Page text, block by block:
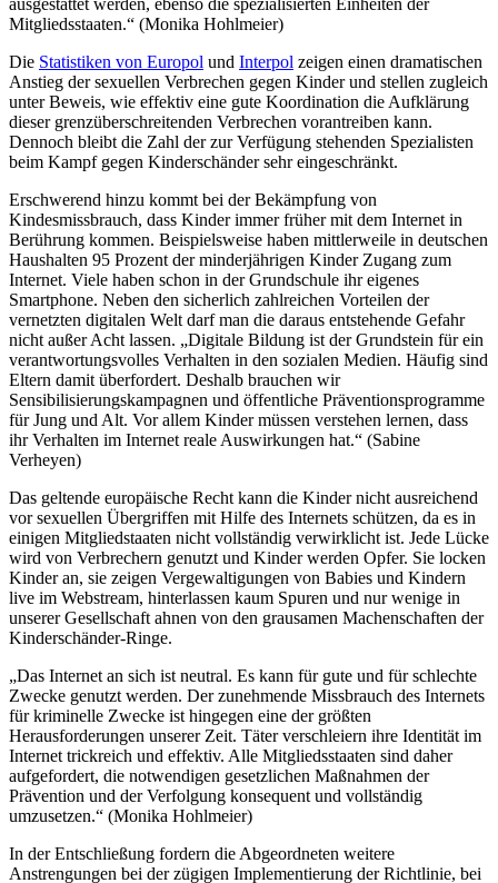
Mitgliedsstaaten.“ (Monika Hohlmeier)
Die Statistiken von Europol und Interpol zeigen einen dramatischen
Anstieg der sexuellen Verbrechen gegen Kinder und stellen zugleich
unter Beweis, wie effektiv eine gute Koordination die Aufklärung
dieser grenzüberschreitenden Verbrechen vorantreiben kann.
Dennoch bleibt die Zahl der zur Verfügung stehenden Spezialisten
beim Kampf gegen Kinderschänder sehr eingeschränkt.
Erschwerend hinzu kommt bei der Bekämpfung von
Kindesmissbrauch, dass Kinder immer früher mit dem Internet in
Berührung kommen. Beispielsweise haben mittlerweile in deutschen
Haushalten 95 Prozent der minderjährigen Kinder Zugang zum
Internet. Viele haben schon in der Grundschule ihr eigenes
Smartphone. Neben den sicherlich zahlreichen Vorteilen der
vernetzten digitalen Welt darf man die daraus entstehende Gefahr
nicht außer Acht lassen. „Digitale Bildung ist der Grundstein für ein
verantwortungsvolles Verhalten in den sozialen Medien. Häufig sind
Eltern damit überfordert. Deshalb brauchen wir
Sensibilisierungskampagnen und öffentliche Präventionsprogramme
für Jung und Alt. Vor allem Kinder müssen verstehen lernen, dass
ihr Verhalten im Internet reale Auswirkungen hat.“ (Sabine
Verheyen)
Das geltende europäische Recht kann die Kinder nicht ausreichend
vor sexuellen Übergriffen mit Hilfe des Internets schützen, da es in
einigen Mitgliedstaaten nicht vollständig verwirklicht ist. Jede Lücke
wird von Verbrechern genutzt und Kinder werden Opfer. Sie locken
Kinder an, sie zeigen Vergewaltigungen von Babies und Kindern
live im Webstream, hinterlassen kaum Spuren und nur wenige in
unserer Gesellschaft ahnen von den grausamen Machenschaften der
Kinderschänder-Ringe.
„Das Internet an sich ist neutral. Es kann für gute und für schlechte
Zwecke genutzt werden. Der zunehmende Missbrauch des Internets
für kriminelle Zwecke ist hingegen eine der größten
Herausforderungen unserer Zeit. Täter verschleiern ihre Identität im
Internet trickreich und effektiv. Alle Mitgliedsstaaten sind daher
aufgefordert, die notwendigen gesetzlichen Maßnahmen der
Prävention und der Verfolgung konsequent und vollständig
umzusetzen.“ (Monika Hohlmeier)
In der Entschließung fordern die Abgeordneten weitere
Anstrengungen bei der zügigen Implementierung der Richtlinie, bei